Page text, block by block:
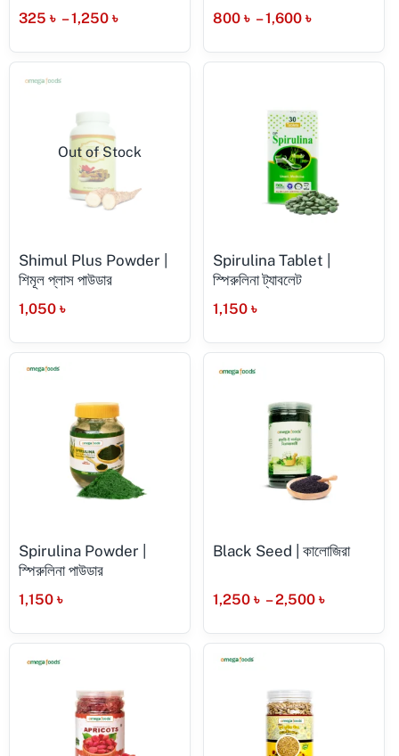
325 ৳ – 1,250 ৳ 800 ৳ – 1,600 ৳
Out of Stock
Shimul Plus Powder |
শিমূল প্লাস পাউডার
1,050 ৳
Spirulina Tablet |
স্পিরুলিনা ট্যাবলেট
1,150 ৳
Spirulina Powder |
স্পিরুলিনা পাউডার
1,150 ৳
Black Seed | কালোজিরা
1,250 ৳ – 2,500 ৳